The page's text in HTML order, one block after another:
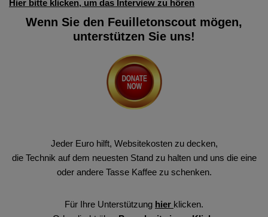
Hier bitte klicken, um das Interview zu hören
Wenn Sie den Feuilletonscout mögen,
unterstützen Sie uns!
Jeder Euro hilft, Websitekosten zu decken,
die Technik auf dem neuesten Stand zu halten und uns die eine
oder andere Tasse Kaffee zu schenken.
Für Ihre Unterstützung hier klicken.